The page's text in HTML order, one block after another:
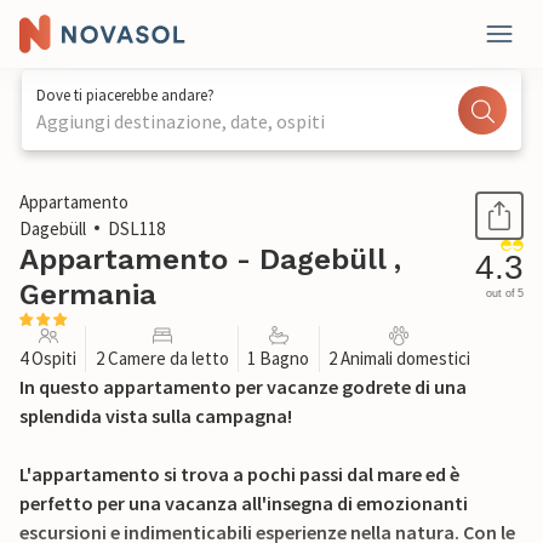
Dove ti piacerebbe andare?
Aggiungi destinazione, date, ospiti
1 / 12
Appartamento
Dagebüll
DSL118
Appartamento - Dagebüll ,
Germania
4.3
out of 5
4 Ospiti 2 Camere da letto 1 Bagno 2 Animali domestici
In questo appartamento per vacanze godrete di una
splendida vista sulla campagna!
L'appartamento si trova a pochi passi dal mare ed è
perfetto per una vacanza all'insegna di emozionanti
escursioni e indimenticabili esperienze nella natura. Con le